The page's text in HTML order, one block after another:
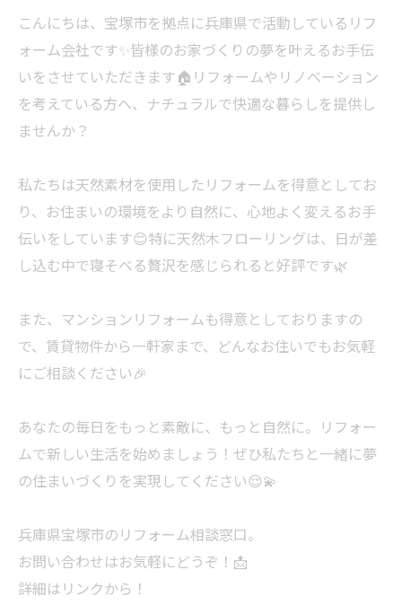
こんにちは、宝塚市を拠点に兵庫県で活動しているリフ
ォーム会社です✨皆様のお家づくりの夢を叶えるお手伝
いをさせていただきます🏠リフォームやリノベーション
を考えている方へ、ナチュラルで快適な暮らしを提供し
ませんか？
私たちは天然素材を使用したリフォームを得意としてお
り、お住まいの環境をより自然に、心地よく変えるお手
伝いをしています😊特に天然木フローリングは、日が差
し込む中で寝そべる贅沢を感じられると好評です🌿
また、マンションリフォームも得意としておりますの
で、賃貸物件から一軒家まで、どんなお住いでもお気軽
にご相談ください🎉
あなたの毎日をもっと素敵に、もっと自然に。リフォー
ムで新しい生活を始めましょう！ぜひ私たちと一緒に夢
の住まいづくりを実現してください😌💫
兵庫県宝塚市のリフォーム相談窓口。
お問い合わせはお気軽にどうぞ！📩
詳細はリンクから！